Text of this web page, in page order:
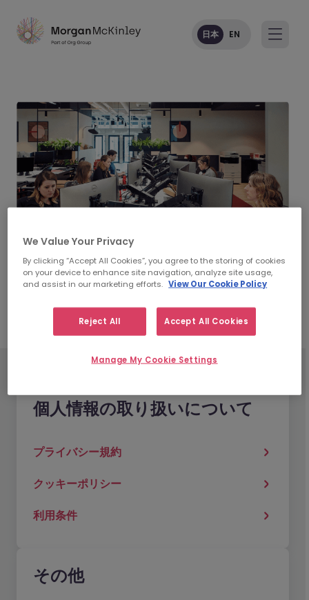
日本 EN
個人情報の取り扱いについて
プライバシー規約
クッキーポリシー
利用条件
その他
We Value Your Privacy
By clicking “Accept All Cookies”, you agree to the storing of cookies
on your device to enhance site navigation, analyze site usage,
and assist in our marketing efforts. View Our Cookie Policy
Reject All Accept All Cookies
Manage My Cookie Settings